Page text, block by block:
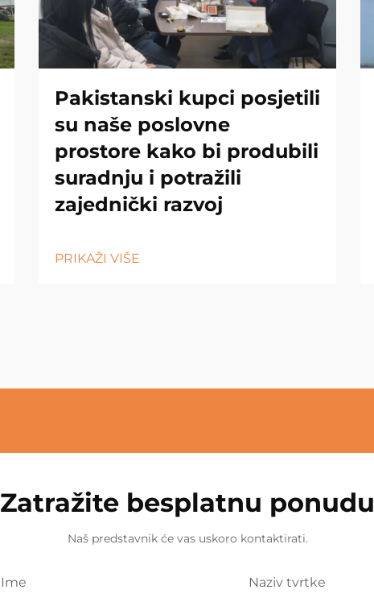
Pakistanski kupci posjetili
su naše poslovne
prostore kako bi produbili
suradnju i potražili
zajednički razvoj
PRIKAŽI VIŠE
Zatražite besplatnu ponudu
Naš predstavnik će vas uskoro kontaktirati.
Ime Naziv tvrtke